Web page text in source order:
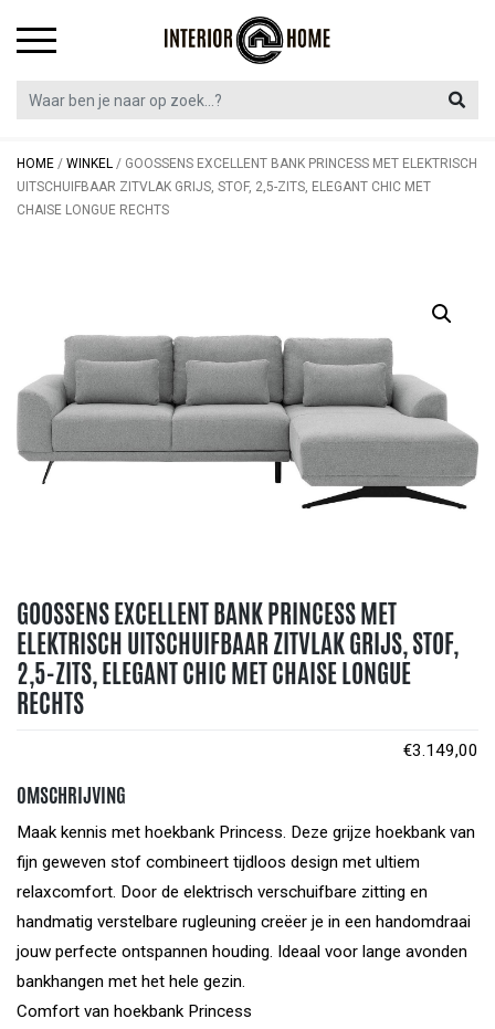
HOME / WINKEL / GOOSSENS EXCELLENT BANK PRINCESS MET ELEKTRISCH
UITSCHUIFBAAR ZITVLAK GRIJS, STOF, 2,5-ZITS, ELEGANT CHIC MET
CHAISE LONGUE RECHTS
GOOSSENS EXCELLENT BANK PRINCESS MET
ELEKTRISCH UITSCHUIFBAAR ZITVLAK GRIJS, STOF,
2,5-ZITS, ELEGANT CHIC MET CHAISE LONGUE
RECHTS
€3.149,00
OMSCHRIJVING
Maak kennis met hoekbank Princess. Deze grijze hoekbank van
fijn geweven stof combineert tijdloos design met ultiem
relaxcomfort. Door de elektrisch verschuifbare zitting en
handmatig verstelbare rugleuning creëer je in een handomdraai
jouw perfecte ontspannen houding. Ideaal voor lange avonden
bankhangen met het hele gezin.
Comfort van hoekbank Princess